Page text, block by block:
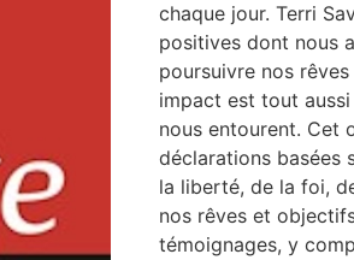
chaque jour. Terri
positives dont nous
poursuivre nos
impact est tout
nous entourent. Cet
déclarations basées
la liberté, de la foi,
nos rêves et
témoignages, y